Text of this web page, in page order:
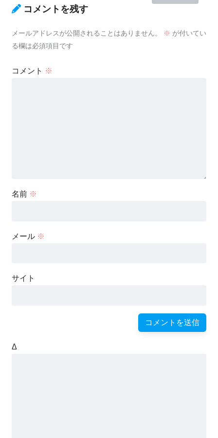
コメントを残す
メールアドレスが公開されることはありません。 ※ が付いてい
る欄は必須項目です
コメント ※
名前 ※
メール ※
サイト
Δ